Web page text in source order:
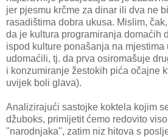
jer pjesmu krčme za dinar ili dva ne
rasadištima dobra ukusa. Mislim,
da je kultura programiranja domaćih
ispod kulture ponašanja na mjestima
udomaćili, tj. da prva osiromašuje
i konzumiranje žestokih pića očajne
uvijek boli glava).
Analizirajući sastojke koktela kojim
džuboks, primijetit ćemo redovito
"narodnjaka", zatim niz hitova s